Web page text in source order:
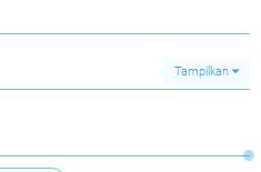
Tampilkan